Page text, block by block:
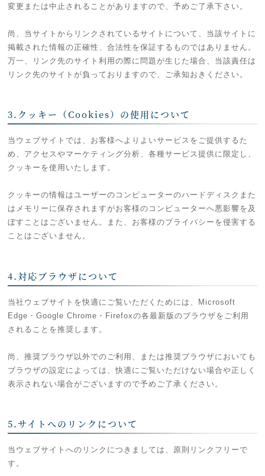
変更または中止されることがありますので、予めご了承下さい。
尚、当サイトからリンクされているサイトについて、当該サイトに
掲載された情報の正確性、合法性を保証するものではありません。
万一、リンク先のサイト利用の際に問題が生じた場合、当該責任は
リンク先のサイトが負っておりますので、ご承知おきください。
3.クッキー（Cookies）の使用について
当ウェブサイトでは、お客様へよりよいサービスをご提供するた
め、アクセスやマーケティング分析、各種サービス提供に限定し、
クッキーを使用いたします。
クッキーの情報はユーザーのコンピューターのハードディスクまた
はメモリーに保存されますがお客様のコンピューターへ悪影響を及
ぼすことはございません。また、お客様のプライバシーを侵害する
ことはございません。
4.対応ブラウザについて
当社ウェブサイトを快適にご覧いただくためには、Microsoft
Edge・Google Chrome・Firefoxの各最新版のブラウザをご利用
されることを推奨します。
尚、推奨ブラウザ以外でのご利用、または推奨ブラウザにおいても
ブラウザの設定によっては、快適にご覧いただけない場合や正しく
表示されない場合がございますので予めご了承ください。
5.サイトへのリンクについて
当ウェブサイトへのリンクにつきましては、原則リンクフリーで
す。